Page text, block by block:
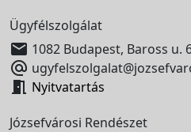
Ügyfélszolgálat
 1082 Budapest, Baross u.

 Nyitvatartás
Józsefvárosi Rendészet